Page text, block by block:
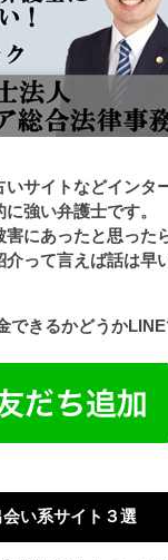
サイトなどインタ
強い弁護士です。
にあったと思った
介って言えば話は早
できるかどうか
い系サイト３選